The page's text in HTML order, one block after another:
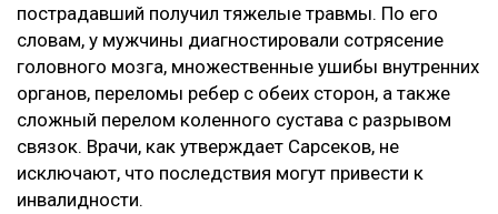
пострадавший получил тяжелые травмы. По его
словам, у мужчины диагностировали сотрясение
головного мозга, множественные ушибы внутренних
органов, переломы ребер с обеих сторон, а также
сложный перелом коленного сустава с разрывом
связок. Врачи, как утверждает Сарсеков, не
исключают, что последствия могут привести к
инвалидности.